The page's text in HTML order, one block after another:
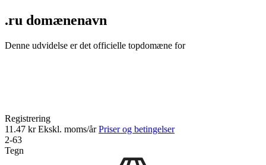
.ru domænenavn
Denne udvidelse er det officielle topdomæne for
Registrering
11.47 krEkskl. moms/årPriser og betingelser
2-63
Tegn